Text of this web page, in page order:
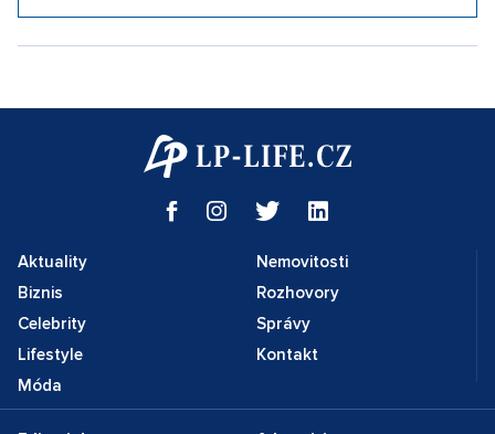
Aktuality
Biznis
Celebrity
Lifestyle
Móda
Nemovitosti
Rozhovory
Správy
Kontakt